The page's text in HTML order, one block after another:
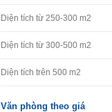
Diện tích từ 250-300 m2
Diện tích từ 300-500 m2
Diện tích trên 500 m2
Văn phòng theo giá